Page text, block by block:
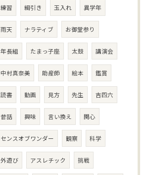
練習 綱引き 玉入れ 異学年
雨天 ナラティブ お御堂参り
年長組 たまっ子座 太鼓 講演会
中村真奈美 助産師 絵本 鑑賞
読書 動画 見方 先生 吉四六
昔話 興味 言い換え 関心
センスオブワンダー 観察 科学
外遊び アスレチック 挑戦